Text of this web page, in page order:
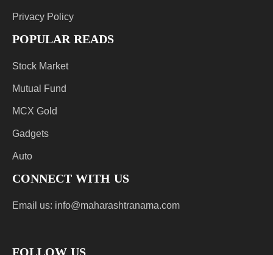
Privacy Policy
POPULAR READS
Stock Market
Mutual Fund
MCX Gold
Gadgets
Auto
CONNECT WITH US
Email us: info@maharashtranama.com